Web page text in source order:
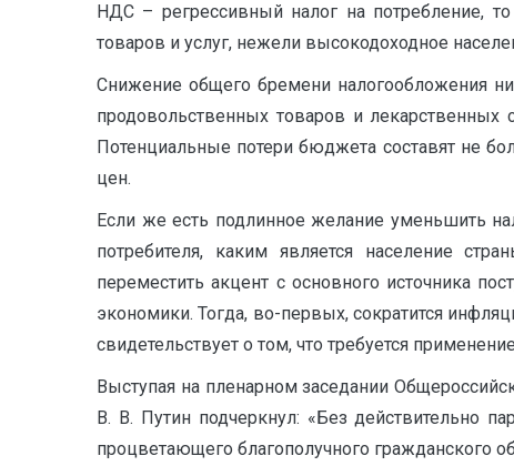
НДС – регрессивный налог на потребление,
товаров и услуг, нежели высокодоходное
Снижение общего бремени налогообложения
продовольственных товаров и лекарственных
Потенциальные потери бюджета составят не
цен.
Если же есть подлинное желание уменьшить
потребителя, каким является население
переместить акцент с основного источника
экономики. Тогда, во-первых, сократится
свидетельствует о том, что требуется
Выступая на пленарном заседании
В. В. Путин подчеркнул: «Без действительно
процветающего благополучного гражданского